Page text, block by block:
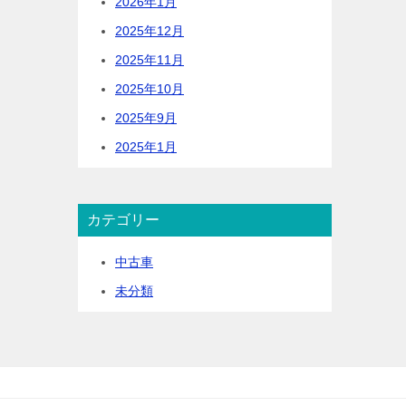
2025年12月
2025年11月
2025年10月
2025年9月
2025年1月
カテゴリー
中古車
未分類